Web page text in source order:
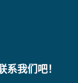
系我们吧！